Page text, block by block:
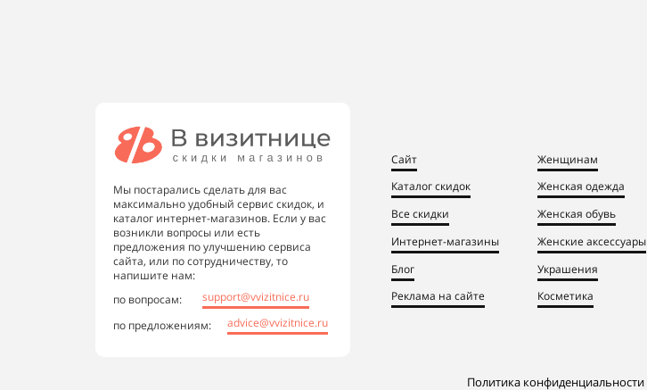
Мы постарались сделать для вас
максимально удобный сервис скидок, и
каталог интернет-магазинов. Если у вас
возникли вопросы или есть
предложения по улучшению сервиса
сайта, или по сотрудничеству, то
напишите нам:
по вопросам:
support@vvizitnice.ru
по предложениям:
advice@vvizitnice.ru
Сайт
Каталог скидок
Все скидки
Интернет-магазины
Блог
Реклама на сайте
Женщинам
Женская одежда
Женская обувь
Женские аксессуары
Украшения
Косметика
Политика конфиденциальности